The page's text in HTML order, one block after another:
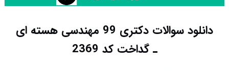
دانلود سوالات دکتری 99 مهندسی هسته ای
ـ گداخت کد 2369